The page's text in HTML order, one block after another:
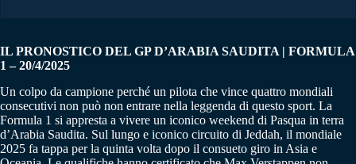
IL PRONOSTICO DEL GP D’ARABIA SAUDITA | FORMULA
1 – 20/4/2025
Un colpo da campione perché un pilota che vince quattro mondiali
consecutivi non può non entrare nella leggenda di questo sport. La
Formula 1 si appresta a vivere un iconico weekend di Pasqua in terra
d’Arabia Saudita. Sul lungo e iconico circuito di Jeddah, il mondiale
2025 fa tappa per la quinta volta dopo il consueto giro in Asia e